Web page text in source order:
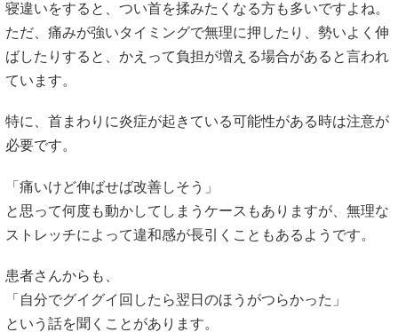
寝違いをすると、つい首を揉みたくなる方も多いですよね。
ただ、痛みが強いタイミングで無理に押したり、勢いよく伸
ばしたりすると、かえって負担が増える場合があると言われ
ています。
特に、首まわりに炎症が起きている可能性がある時は注意が
必要です。
「痛いけど伸ばせば改善しそう」
と思って何度も動かしてしまうケースもありますが、無理な
ストレッチによって違和感が長引くこともあるようです。
患者さんからも、
「自分でグイグイ回したら翌日のほうがつらかった」
という話を聞くことがあります。